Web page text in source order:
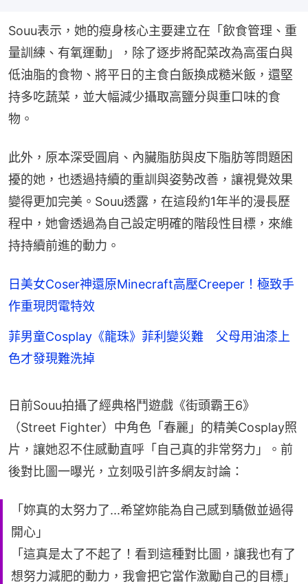
Souu表示，她的瘦身核心主要建立在「飲食管理、重
量訓練、有氧運動」，除了逐步將配菜改為高蛋白與
低油脂的食物、將平日的主食白飯換成糙米飯，還堅
持多吃蔬菜，並大幅減少攝取高鹽分與重口味的食
物。
此外，原本深受圓肩、內臟脂肪與皮下脂肪等問題困
擾的她，也透過持續的重訓與姿勢改善，讓視覺效果
變得更加完美。Souu透露，在這段約1年半的漫長歷
程中，她會透過為自己設定明確的階段性目標，來維
持持續前進的動力。
日美女Coser神還原Minecraft高壓Creeper！極致手
作重現閃電特效
菲男童Cosplay《龍珠》菲利變災難 父母用油漆上
色才發現難洗掉
日前Souu拍攝了經典格鬥遊戲《街頭霸王6》
（Street Fighter）中角色「春麗」的精美Cosplay照
片，讓她忍不住感動直呼「自己真的非常努力」。前
後對比圖一曝光，立刻吸引許多網友討論：
「妳真的太努力了...希望妳能為自己感到驕傲並過得
開心」
「這真是太了不起了！看到這種對比圖，讓我也有了
想努力減肥的動力，我會把它當作激勵自己的目標」